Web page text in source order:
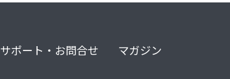
サポート・お問合せ マガジン